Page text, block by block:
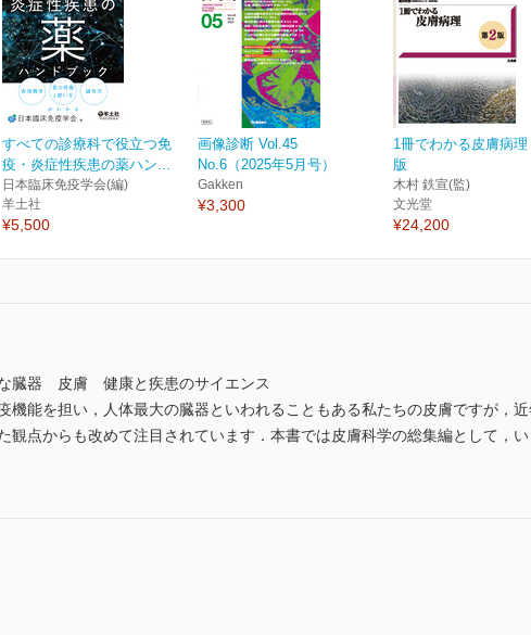
すべての診療科で役立つ免
疫・炎症性疾患の薬ハン...
日本臨床免疫学会(編)
羊土社
¥5,500
画像診断 Vol.45
No.6（2025年5月号）
Gakken
¥3,300
1冊でわかる皮膚病
版
木村 鉄宣(監)
文光堂
¥24,200
な臓器 皮膚 健康と疾患のサイエンス
機能を担い，人体最大の臓器といわれることもある私たちの皮膚ですが，
観点からも改めて注目されています．本書では皮膚科学の総集編として，